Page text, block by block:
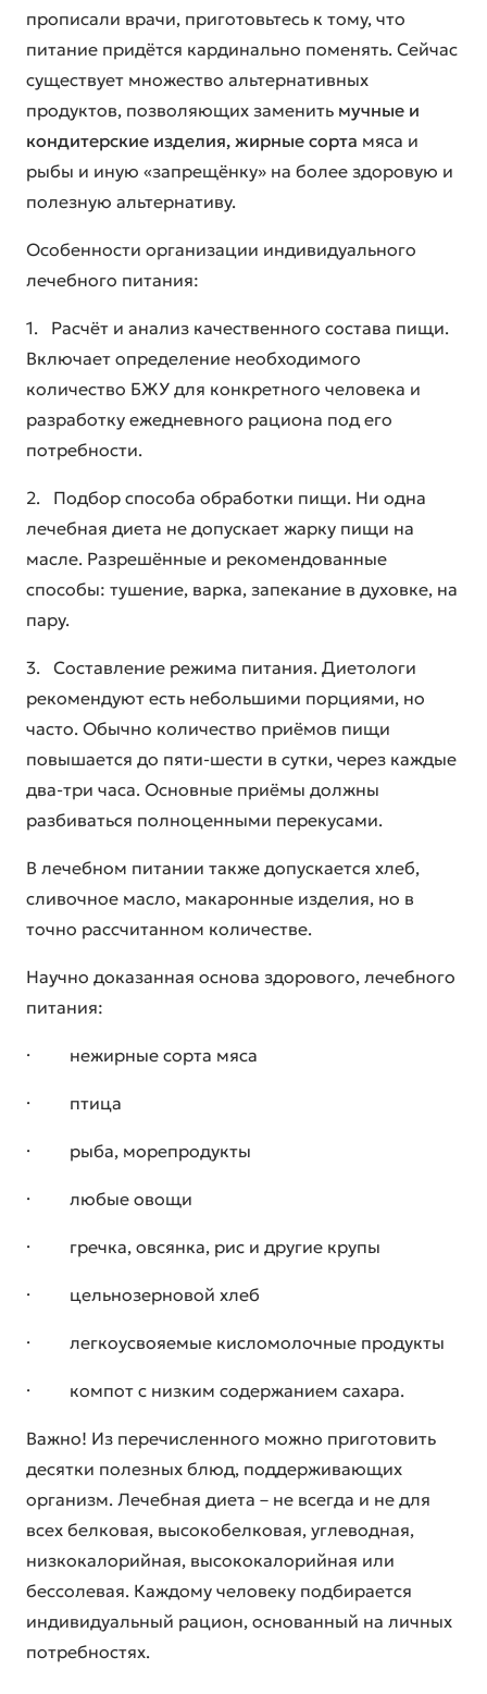
прописали врачи, приготовьтесь к тому, что
питание придётся кардинально поменять. Сейчас
существует множество альтернативных
продуктов, позволяющих заменить мучные и
кондитерские изделия, жирные сорта мяса и
рыбы и иную «запрещёнку» на более здоровую и
полезную альтернативу.
Особенности организации индивидуального
лечебного питания:
1. Расчёт и анализ качественного состава пищи.
Включает определение необходимого
количество БЖУ для конкретного человека и
разработку ежедневного рациона под его
потребности.
2. Подбор способа обработки пищи. Ни одна
лечебная диета не допускает жарку пищи на
масле. Разрешённые и рекомендованные
способы: тушение, варка, запекание в духовке, на
пару.
3. Составление режима питания. Диетологи
рекомендуют есть небольшими порциями, но
часто. Обычно количество приёмов пищи
повышается до пяти-шести в сутки, через каждые
два-три часа. Основные приёмы должны
разбиваться полноценными перекусами.
В лечебном питании также допускается хлеб,
сливочное масло, макаронные изделия, но в
точно рассчитанном количестве.
Научно доказанная основа здорового, лечебного
питания:
· нежирные сорта мяса
· птица
· рыба, морепродукты
· любые овощи
· гречка, овсянка, рис и другие крупы
· цельнозерновой хлеб
· легкоусвояемые кисломолочные продукты
· компот с низким содержанием сахара.
Важно! Из перечисленного можно приготовить
десятки полезных блюд, поддерживающих
организм. Лечебная диета – не всегда и не для
всех белковая, высокобелковая, углеводная,
низкокалорийная, высококалорийная или
бессолевая. Каждому человеку подбирается
индивидуальный рацион, основанный на личных
потребностях.